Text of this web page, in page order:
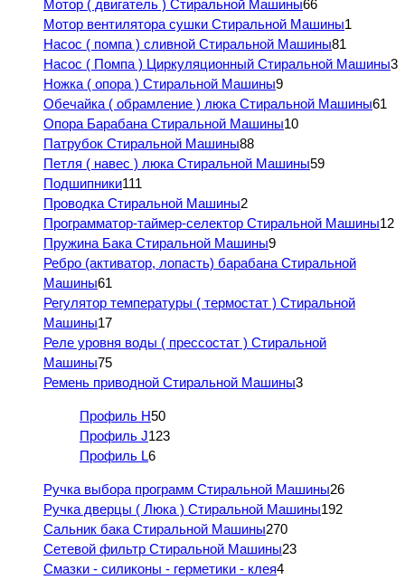
Мотор ( двигатель ) Стиральной Машины66
Мотор вентилятора сушки Стиральной Машины1
Насос ( помпа ) сливной Стиральной Машины81
Насос ( Помпа ) Циркуляционный Стиральной Машины3
Ножка ( опора ) Стиральной Машины9
Обечайка ( обрамление ) люка Стиральной Машины61
Опора Барабана Стиральной Машины10
Патрубок Стиральной Машины88
Петля ( навес ) люка Стиральной Машины59
Подшипники111
Проводка Стиральной Машины2
Программатор-таймер-селектор Стиральной Машины12
Пружина Бака Стиральной Машины9
Ребро (активатор, лопасть) барабана Стиральной
Машины61
Регулятор температуры ( термостат ) Стиральной
Машины17
Реле уровня воды ( прессостат ) Стиральной
Машины75
Ремень приводной Стиральной Машины3
Профиль H50
Профиль J123
Профиль L6
Ручка выбора программ Стиральной Машины26
Ручка дверцы ( Люка ) Стиральной Машины192
Сальник бака Стиральной Машины270
Сетевой фильтр Стиральной Машины23
Смазки - силиконы - герметики - клея4